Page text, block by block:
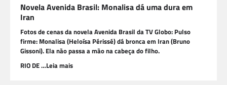
Novela Avenida Brasil: Monalisa dá uma dura em
Iran
Fotos de cenas da novela Avenida Brasil da TV Globo: Pulso
firme: Monalisa (Heloísa Périssé) dá bronca em Iran (Bruno
Gissoni). Ela não passa a mão na cabeça do filho.
RIO DE …Leia mais